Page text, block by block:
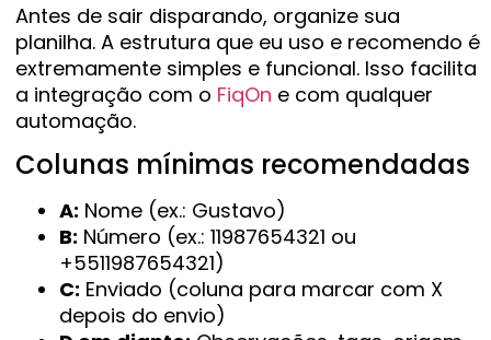
Antes de sair disparando, organize sua
planilha. A estrutura que eu uso e recomendo é
extremamente simples e funcional. Isso facilita
a integração com o FiqOn e com qualquer
automação.
Colunas mínimas recomendadas
A: Nome (ex.: Gustavo)
B: Número (ex.: 11987654321 ou
+5511987654321)
C: Enviado (coluna para marcar com X
depois do envio)